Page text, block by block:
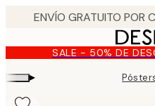
content.SALE - 50% DE
▸